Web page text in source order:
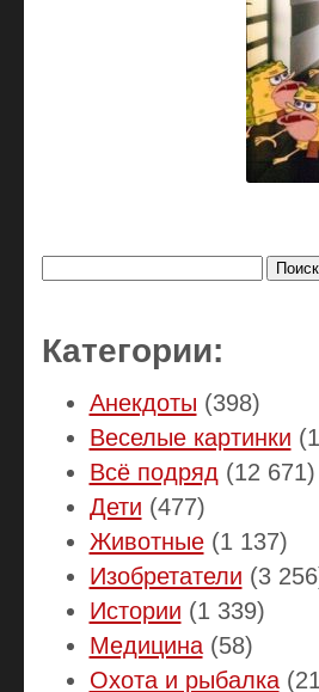
Категории:
Анекдоты (398)
Веселые картинки
Всё подряд (12 671)
Дети (477)
Животные(1 137)
Изобретатели (3
Истории (1 339)
Медицина(58)
Охота и рыбалка